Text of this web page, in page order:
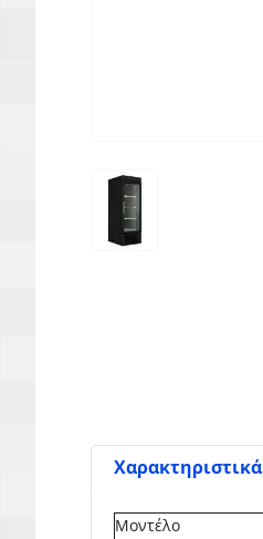
Χαρακτηριστικά
Μοντέλο